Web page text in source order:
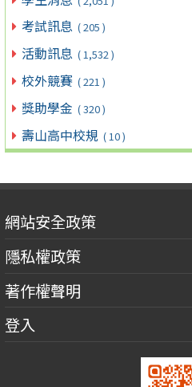
考試訊息 ( 205 )
活動訊息 ( 1,532 )
校外競賽 ( 221 )
獎助學金 ( 320 )
壽山高中校規 ( 10 )
網站安全政策
隱私權政策
著作權聲明
登入